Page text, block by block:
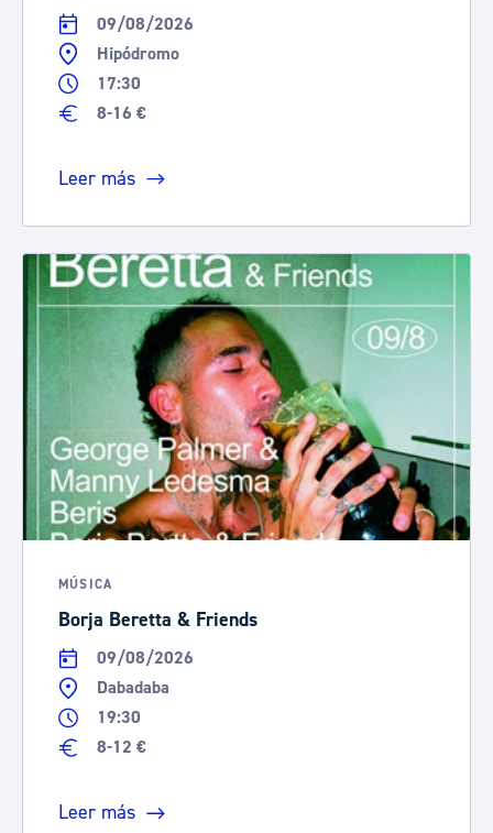
09/08/2026
Hipódromo
17:30
8-16 €
Leer más
MÚSICA
Borja Beretta & Friends
09/08/2026
Dabadaba
19:30
8-12 €
Leer más